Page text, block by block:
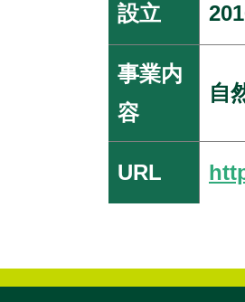
設立
事業内
容
自
URL